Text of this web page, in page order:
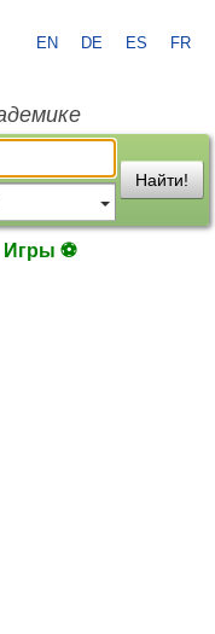
EN DE ES FR
Найти!
Игры ⚽